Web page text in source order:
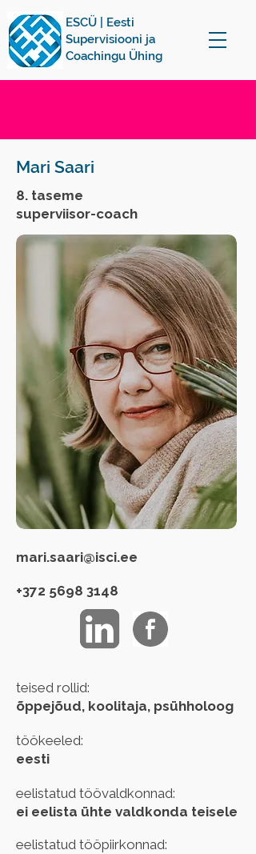
ESCÜ | Eesti
Supervisiooni ja
Coachingu Ühing
Mari Saari
8. taseme
superviisor-coach
mari.saari@isci.ee
+372 5698 3148
teised rollid:
õppejõud, koolitaja, psühholoog
töökeeled:
eesti
eelistatud töövaldkonnad:
ei eelista ühte valdkonda teisele
eelistatud tööpiirkonnad: